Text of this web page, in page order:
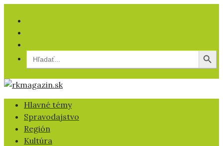
Search
for:
Search
Button
Hlavné témy
Spravodajstvo
Región
Kultúra